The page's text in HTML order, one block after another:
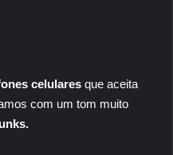
celulares que aceita
com um tom muito